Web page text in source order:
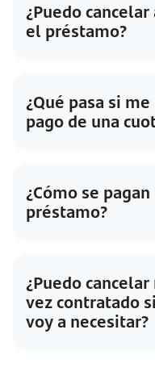
¿Puedo
el préstamo?
¿Qué pasa si
pago de una
¿Cómo se
préstamo?
¿Puedo
vez contratado
voy a necesitar?